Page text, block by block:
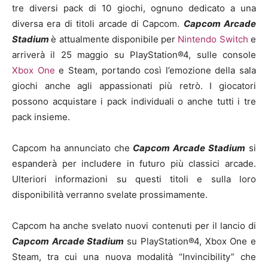
tre diversi pack di 10 giochi, ognuno dedicato a una
diversa era di titoli arcade di Capcom. Capcom Arcade
Stadiumè attualmente disponibile per Nintendo Switch e
arriverà il 25 maggio su PlayStation®4, sulle console
Xbox One e Steam, portando così l’emozione della sala
giochi anche agli appassionati più retrò. I giocatori
possono acquistare i pack individuali o anche tutti i tre
pack insieme.
Capcom ha annunciato che Capcom Arcade Stadium si
espanderà per includere in futuro più classici arcade.
Ulteriori informazioni su questi titoli e sulla loro
disponibilità verranno svelate prossimamente.
Capcom ha anche svelato nuovi contenuti per il lancio di
Capcom Arcade Stadium su PlayStation®4, Xbox One e
Steam, tra cui una nuova modalità “Invincibility” che